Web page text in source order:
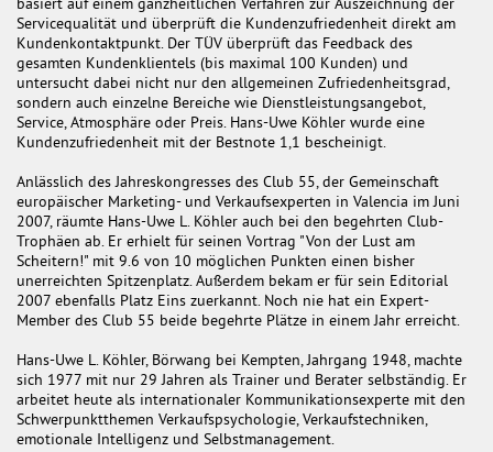
Servicequalität und überprüft die Kundenzufriedenheit direkt am
Kundenkontaktpunkt. Der TÜV überprüft das Feedback des
gesamten Kundenklientels (bis maximal 100 Kunden) und
untersucht dabei nicht nur den allgemeinen Zufriedenheitsgrad,
sondern auch einzelne Bereiche wie Dienstleistungsangebot,
Service, Atmosphäre oder Preis. Hans-Uwe Köhler wurde eine
Kundenzufriedenheit mit der Bestnote 1,1 bescheinigt.
Anlässlich des Jahreskongresses des Club 55, der Gemeinschaft
europäischer Marketing- und Verkaufsexperten in Valencia im Juni
2007, räumte Hans-Uwe L. Köhler auch bei den begehrten Club-
Trophäen ab. Er erhielt für seinen Vortrag "Von der Lust am
Scheitern!" mit 9.6 von 10 möglichen Punkten einen bisher
unerreichten Spitzenplatz. Außerdem bekam er für sein Editorial
2007 ebenfalls Platz Eins zuerkannt. Noch nie hat ein Expert-
Member des Club 55 beide begehrte Plätze in einem Jahr erreicht.
Hans-Uwe L. Köhler, Börwang bei Kempten, Jahrgang 1948, machte
sich 1977 mit nur 29 Jahren als Trainer und Berater selbständig. Er
arbeitet heute als internationaler Kommunikationsexperte mit den
Schwerpunktthemen Verkaufspsychologie, Verkaufstechniken,
emotionale Intelligenz und Selbstmanagement.